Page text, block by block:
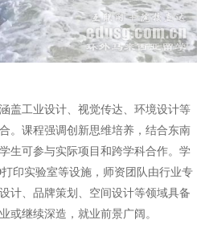
盖工业设计、视觉传达、环境设计等
。课程强调创新思维培养，结合东南
生可参与实际项目和跨学科合作。学
印实验室等设施，师资团队由行业专
计、品牌策划、空间设计等领域具备
或继续深造，就业前景广阔。